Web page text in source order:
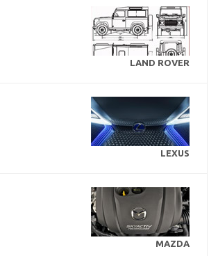
LAND ROVER
LEXUS
MAZDA